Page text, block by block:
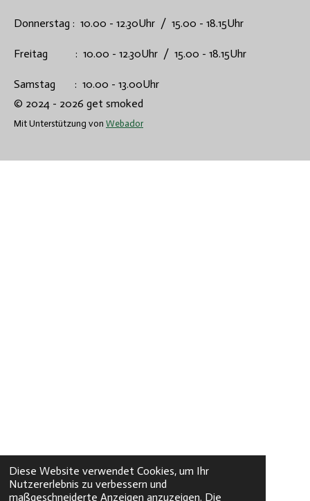
Diese Website verwendet Cookies, um Ihr
Nutzererlebnis zu verbessern und
maßgeschneiderte Anzeigen anzuzeigen. Die
Donnerstag : 10.00 - 12.30Uhr / 15.00 - 18.15Uhr
Freitag : 10.00 - 12.30Uhr / 15.00 - 18.15Uhr
Samstag : 10.00 - 13.00Uhr
© 2024 - 2026 get smoked
Mit Unterstützung von Webador